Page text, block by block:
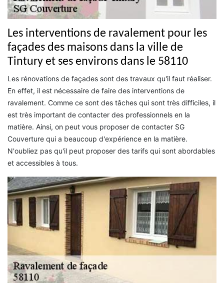
Les interventions de ravalement pour les
façades des maisons dans la ville de
Tintury et ses environs dans le 58110
Les rénovations de façades sont des travaux qu'il faut réaliser.
En effet, il est nécessaire de faire des interventions de
ravalement. Comme ce sont des tâches qui sont très difficiles, il
est très important de contacter des professionnels en la
matière. Ainsi, on peut vous proposer de contacter SG
Couverture qui a beaucoup d'expérience en la matière.
N'oubliez pas qu'il peut proposer des tarifs qui sont abordables
et accessibles à tous.